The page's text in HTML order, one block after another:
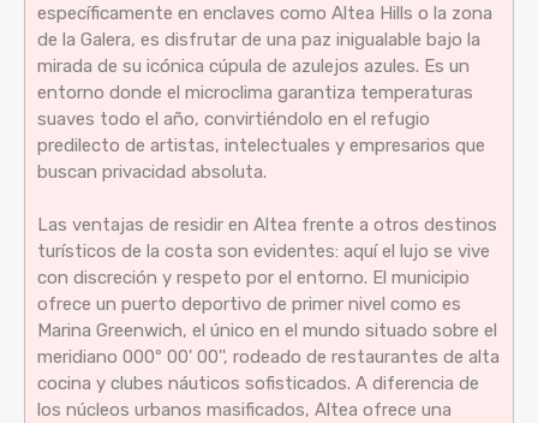
específicamente en enclaves como Altea Hills o la zona
de la Galera, es disfrutar de una paz inigualable bajo la
mirada de su icónica cúpula de azulejos azules. Es un
entorno donde el microclima garantiza temperaturas
suaves todo el año, convirtiéndolo en el refugio
predilecto de artistas, intelectuales y empresarios que
buscan privacidad absoluta.
Las ventajas de residir en Altea frente a otros destinos
turísticos de la costa son evidentes: aquí el lujo se vive
con discreción y respeto por el entorno. El municipio
ofrece un puerto deportivo de primer nivel como es
Marina Greenwich, el único en el mundo situado sobre el
meridiano 000º 00' 00'', rodeado de restaurantes de alta
cocina y clubes náuticos sofisticados. A diferencia de
los núcleos urbanos masificados, Altea ofrece una